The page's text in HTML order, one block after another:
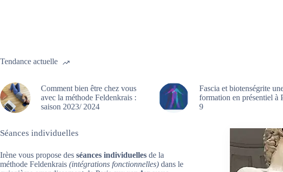
Tendance actuelle
Comment bien être chez vous
avec la méthode Feldenkrais :
saison 2023/ 2024
Fascia et biotenségrite
formation en présentiel à
9
Séances individuelles
Irène vous propose des séances individuelles de la
méthode Feldenkrais (intégrations fonctionnelles) dans le